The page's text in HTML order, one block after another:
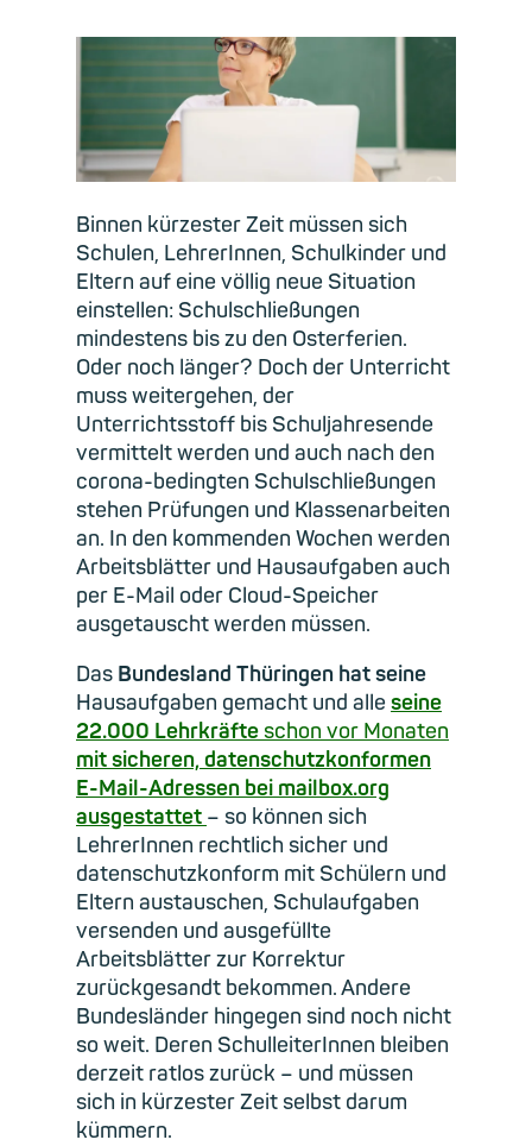
Binnen kürzester Zeit müssen sich
Schulen, LehrerInnen, Schulkinder und
Eltern auf eine völlig neue Situation
einstellen: Schulschließungen
mindestens bis zu den Osterferien.
Oder noch länger? Doch der Unterricht
muss weitergehen, der
Unterrichtsstoff bis Schuljahresende
vermittelt werden und auch nach den
corona-bedingten Schulschließungen
stehen Prüfungen und Klassenarbeiten
an. In den kommenden Wochen werden
Arbeitsblätter und Hausaufgaben auch
per E-Mail oder Cloud-Speicher
ausgetauscht werden müssen.
Das Bundesland Thüringen hat seine
Hausaufgaben gemacht und alleseine
22.000 Lehrkräfteschon vor Monaten
mit sicheren, datenschutzkonformen
E-Mail-Adressen bei mailbox.org
ausgestattet – so können sich
LehrerInnen rechtlich sicher und
datenschutzkonform mit Schülern und
Eltern austauschen, Schulaufgaben
versenden und ausgefüllte
Arbeitsblätter zur Korrektur
zurückgesandt bekommen. Andere
Bundesländer hingegen sind noch nicht
so weit. Deren SchulleiterInnen bleiben
derzeit ratlos zurück – und müssen
sich in kürzester Zeit selbst darum
kümmern.